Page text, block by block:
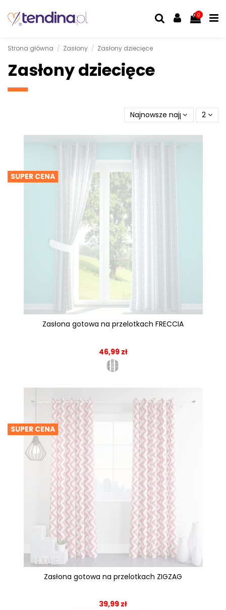
0
Strona główna Zasłony Zasłony dziecięce
Zasłony dziecięce
Najnowsze najpierw 2
SUPER CENA
Zasłona gotowa na przelotkach FRECCIA
46,99 zł
SUPER CENA
Zasłona gotowa na przelotkach ZIGZAG
39,99 zł